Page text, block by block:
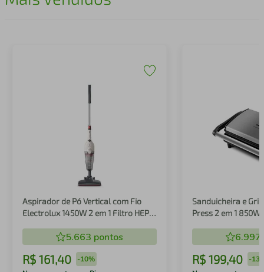
Aspirador de Pó Vertical com Fio
Electrolux 1450W 2 em 1 Filtro HEPA
5.663 pontos
R$ 161,40 -10%
Sanduicheira e
Press 2 em 1 850W
6.997
R$ 199,40 -